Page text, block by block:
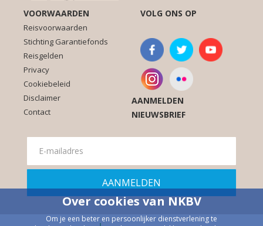
VOORWAARDEN
Reisvoorwaarden
Stichting Garantiefonds
Reisgelden
Privacy
Cookiebeleid
Disclaimer
Contact
VOLG ONS OP
AANMELDEN
NIEUWSBRIEF
Over cookies van NKBV
Om je een beter en persoonlijker dienstverlening te